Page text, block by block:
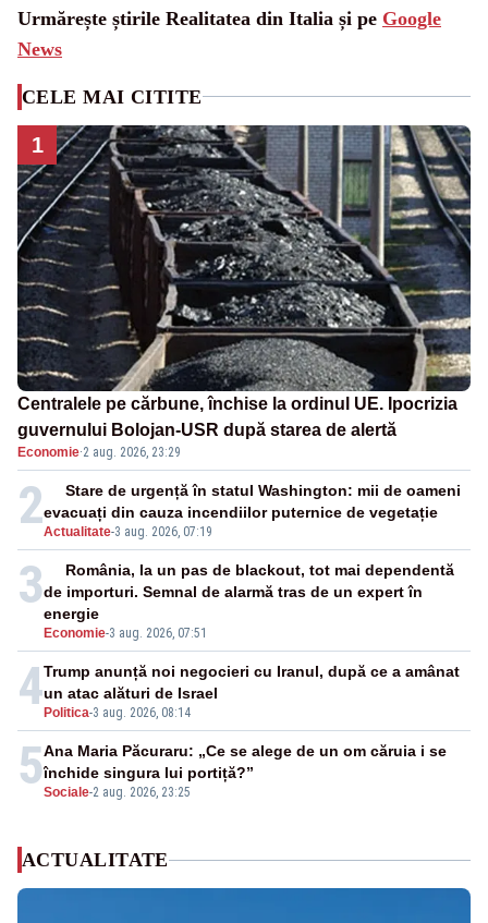
Urmărește știrile Realitatea din Italia și pe Google
News
CELE MAI CITITE
1
Centralele pe cărbune, închise la ordinul UE. Ipocrizia
guvernului Bolojan-USR după starea de alertă
Economie·2 aug. 2026, 23:29
2Actualitate-3 aug. 2026, 07:19
Stare de urgență în statul Washington: mii de oameni
evacuați din cauza incendiilor puternice de vegetație
3
Economie-3 aug. 2026, 07:51
România, la un pas de blackout, tot mai dependentă
de importuri. Semnal de alarmă tras de un expert în
energie
4 Politica-3 aug. 2026, 08:14
Trump anunță noi negocieri cu Iranul, după ce a amânat
un atac alături de Israel
5Sociale-2 aug. 2026, 23:25
Ana Maria Păcuraru: „Ce se alege de un om căruia i se
închide singura lui portiță?”
ACTUALITATE